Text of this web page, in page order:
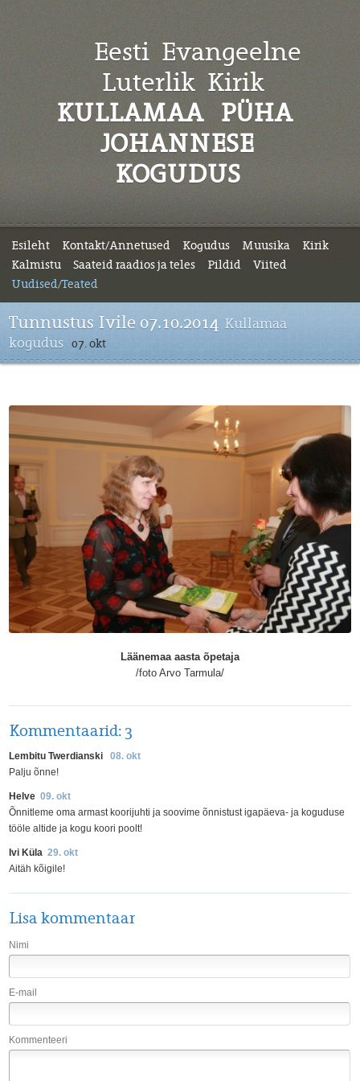
Eesti Evangeelne
Luterlik Kirik
KULLAMAA PÜHA
JOHANNESE
KOGUDUS
Esileht Kontakt/Annetused Kogudus Muusika
Kirik
Kalmistu
Saateid raadios ja teles Pildid
Viited
Uudised/Teated
Tunnustus Ivile 07.10.2014 Kullamaa
kogudus 07. okt
Läänemaa aasta õpetaja
/foto Arvo Tarmula/
Kommentaarid: 3
Lembitu Twerdianski
08. okt
Palju õnne!
Helve 09. okt
Õnnitleme oma armast koorijuhti ja soovime õnnistust igapäeva- ja koguduse
tööle altide ja kogu koori poolt!
Ivi Küla 29. okt
Aitäh kõigile!
Lisa kommentaar
Nimi
E-mail
Kommenteeri